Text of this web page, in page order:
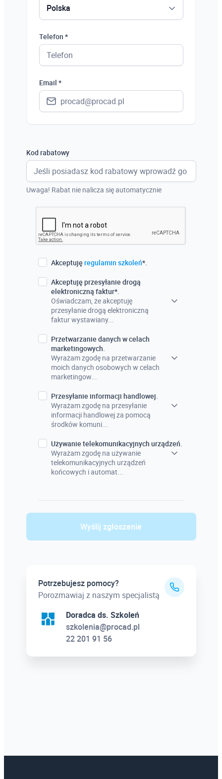
Polska
Telefon *
Email *
Kod rabatowy
Uwaga! Rabat nie nalicza się automatycznie
Akceptuję regulamin szkoleń*.
Akceptuję przesyłanie drogą
elektroniczną faktur*.
Oświadczam, że akceptuję
przesyłanie drogą elektroniczną
faktur wystawiany...
Przetwarzanie danych w celach
marketingowych.
Wyrażam zgodę na przetwarzanie
moich danych osobowych w celach
marketingow...
Przesyłanie informacji handlowej.
Wyrażam zgodę na przesyłanie
informacji handlowej za pomocą
środków komuni...
Używanie telekomunikacyjnych urządzeń.
Wyrażam zgodę na używanie
telekomunikacyjnych urządzeń
końcowych i automat...
Wyślij zgłoszenie
Potrzebujesz pomocy?
Porozmawiaj z naszym specjalistą
Doradca ds. Szkoleń
szkolenia@procad.pl
22 201 91 56
Polska
Ukraina
Niemcy
Wielka Brytania
Włochy
Francja
Szwecja
Holandia
Czechy